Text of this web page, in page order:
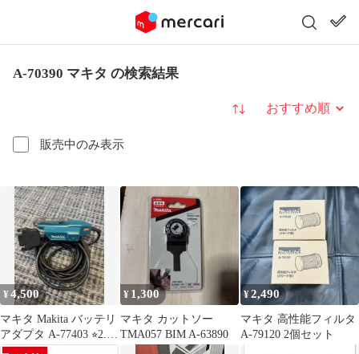
A-70390 マキタ の検索結果
販売中のみ表示
並び替え
¥4,500
マキタ Makita バッテリ
アダプタ A-77403 ⭐︎2.3
回使用⭐︎
¥ 1,300
マキタ カットソー
TMA057 BIM A-63890
¥2,490
マキタ 高性能フィルタ
A-79120 2個セット